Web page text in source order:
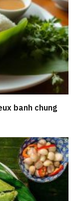
banh chung